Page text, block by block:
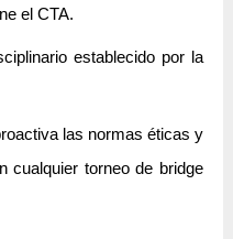
el CTA.
establecido por la
las normas éticas y
cualquier torneo de bridge